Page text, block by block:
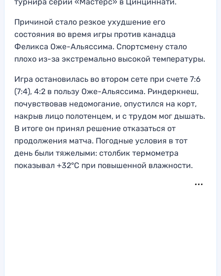
турнира серии «Мастерс» в Цинциннати.
Причиной стало резкое ухудшение его
состояния во время игры против канадца
Феликса Оже-Альяссима. Спортсмену стало
плохо из-за экстремально высокой температуры.
Игра остановилась во втором сете при счете 7:6
(7:4), 4:2 в пользу Оже-Альяссима. Риндеркнеш,
почувствовав недомогание, опустился на корт,
накрыв лицо полотенцем, и с трудом мог дышать.
В итоге он принял решение отказаться от
продолжения матча. Погодные условия в тот
день были тяжелыми: столбик термометра
показывал +32°C при повышенной влажности.